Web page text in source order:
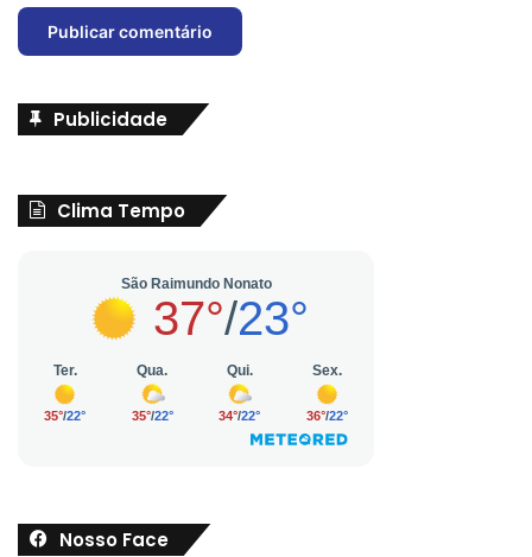
Publicidade
Clima Tempo
Nosso Face